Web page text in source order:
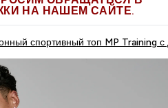
НА НАШЕМ САЙТЕ.
спортивный топ MP Training